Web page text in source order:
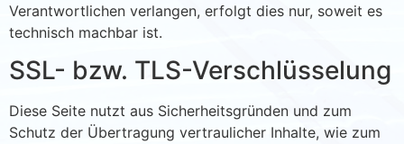
Verantwortlichen verlangen, erfolgt dies nur, soweit es
technisch machbar ist.
SSL- bzw. TLS-Verschlüsselung
Diese Seite nutzt aus Sicherheitsgründen und zum
Schutz der Übertragung vertraulicher Inhalte, wie zum